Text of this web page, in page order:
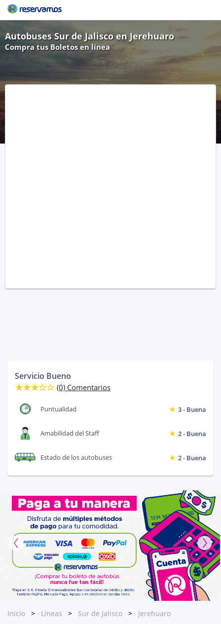
Autobuses Sur de Jalisco en Jerehuaro
Compra tus Boletos en línea
Servicio Bueno
(0) Comentarios
Puntualidad 3 - Buena
Amabilidad del Staff 2 - Buena
Estado de los autobuses 2 - Buena
Inicio Líneas Sur de Jalisco Jerehuaro